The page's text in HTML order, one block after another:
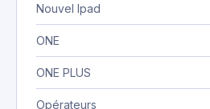
Nouvel Ipad
ONE
ONE PLUS
Opérateurs